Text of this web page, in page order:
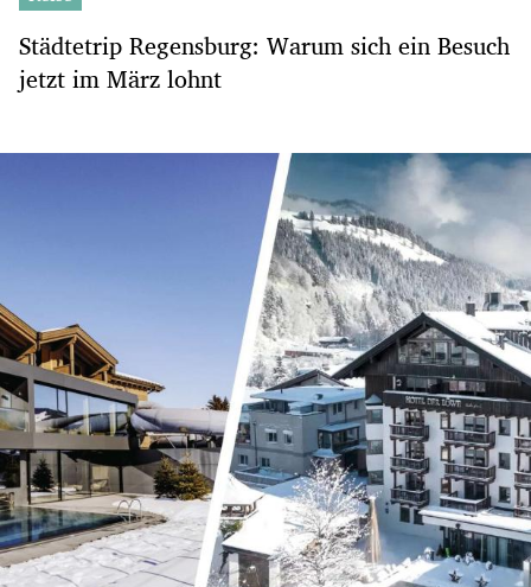
Städtetrip Regensburg: Warum sich ein Besuch
jetzt im März lohnt